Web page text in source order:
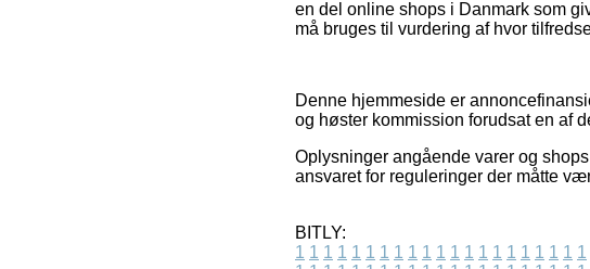
en del online shops i Danmark som
må bruges til vurdering af hvor
Denne hjemmeside er
og høster kommission forudsat en af
Oplysninger angående varer og
ansvaret for reguleringer der måtte
BITLY:
1 1 1 1 1 1 1 1 1 1 1 1 1 1 1 1 1 1 1 1 1